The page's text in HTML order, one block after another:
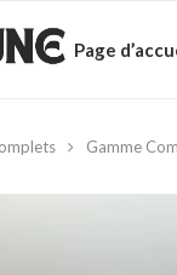
Page
Gamme